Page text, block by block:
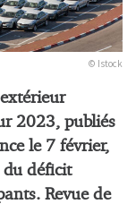
© Istock
2023, publiés
le 7 février,
déficit
Revue de